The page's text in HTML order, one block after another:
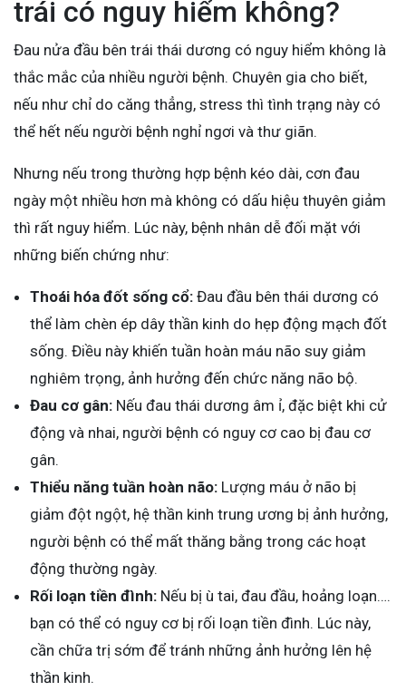
trái có nguy hiểm không?
Đau nửa đầu bên trái thái dương có nguy hiểm không là
thắc mắc của nhiều người bệnh. Chuyên gia cho biết,
nếu như chỉ do căng thẳng, stress thì tình trạng này có
thể hết nếu người bệnh nghỉ ngơi và thư giãn.
Nhưng nếu trong thường hợp bệnh kéo dài, cơn đau
ngày một nhiều hơn mà không có dấu hiệu thuyên giảm
thì rất nguy hiểm. Lúc này, bệnh nhân dễ đối mặt với
những biến chứng như:
Thoái hóa đốt sống cổ: Đau đầu bên thái dương có
thể làm chèn ép dây thần kinh do hẹp động mạch đốt
sống. Điều này khiến tuần hoàn máu não suy giảm
nghiêm trọng, ảnh hưởng đến chức năng não bộ.
Đau cơ gân: Nếu đau thái dương âm ỉ, đặc biệt khi cử
động và nhai, người bệnh có nguy cơ cao bị đau cơ
gân.
Thiểu năng tuần hoàn não: Lượng máu ở não bị
giảm đột ngột, hệ thần kinh trung ương bị ảnh hưởng,
người bệnh có thể mất thăng bằng trong các hoạt
động thường ngày.
Rối loạn tiền đình: Nếu bị ù tai, đau đầu, hoảng loạn….
bạn có thể có nguy cơ bị rối loạn tiền đình. Lúc này,
cần chữa trị sớm để tránh những ảnh hưởng lên hệ
thần kinh.